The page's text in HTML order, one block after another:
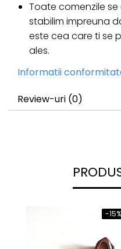
Toate comenzile
stabilim impreuna
este cea care ti se
ales.
Informatii
Review-uri (0)
-15%